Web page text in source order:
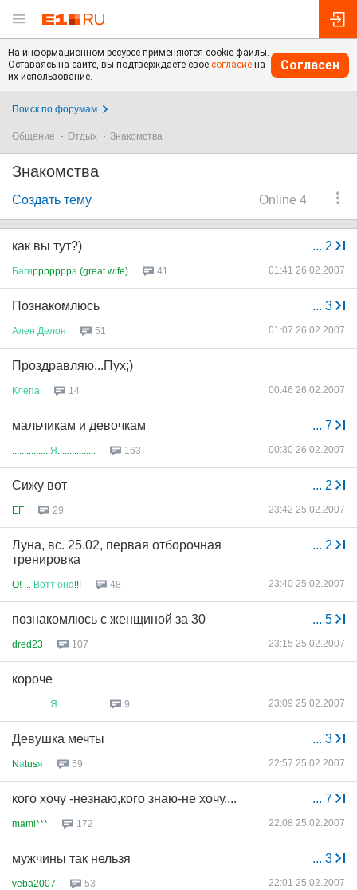
На информационном ресурсе применяются cookie-файлы.
Оставаясь на сайте, вы подтверждаете свое согласие на
их использование.
Согласен
Поиск по форумам
Общение Отдых Знакомства
Знакомства
Online 4
Создать тему
... 2
как вы тут?)
Багиpppppppа (great wife) 41 01:41 26.02.2007
... 3
Познакомлюсь
Ален Делон 51 01:07 26.02.2007
Проздравляю...Пух;)
Клепа 14 00:46 26.02.2007
... 7
мальчикам и девочкам
Я 163 00:30 26.02.2007
... 2
Сижу вот
EF 29 23:42 25.02.2007
... 2
Луна, вс. 25.02, первая отборочная
тренировка
O! ... Вотт она!!! 48 23:40 25.02.2007
... 5
познакомлюсь с женщиной за 30
dred23 107 23:15 25.02.2007
короче
Я 9 23:09 25.02.2007
... 3
Девушка мечты
Nаtusя 59 22:57 25.02.2007
... 7
кого хочу -незнаю,кого знаю-не хочу....
mami*** 172 22:08 25.02.2007
... 3
мужчины так нельзя
veba2007 53 22:01 25.02.2007